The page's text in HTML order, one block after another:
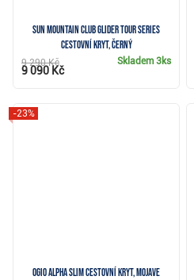
Sun Mountain Club Glider Tour Series
cestovní kryt, černý
Skladem3ks
9 290 Kč
9 090 Kč
Ogio Alpha Slim cestovní kryt, mojave
-23%